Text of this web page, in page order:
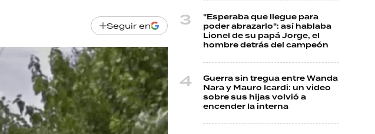
Seguir en
"Esperaba que llegue para
poder abrazarlo": así hablaba
Lionel de su papá Jorge, el
hombre detrás del campeón
Guerra sin tregua entre Wanda
Nara y Mauro Icardi: un video
sobre sus hijas volvió a
encender la interna